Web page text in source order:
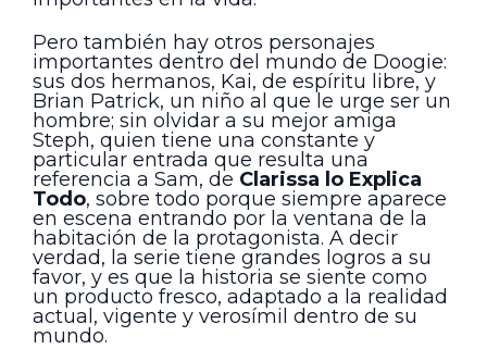
Pero también hay otros personajes
importantes dentro del mundo de Doogie:
sus dos hermanos, Kai, de espíritu libre, y
Brian Patrick, un niño al que le urge ser un
hombre; sin olvidar a su mejor amiga
Steph, quien tiene una constante y
particular entrada que resulta una
referencia a Sam, de Clarissa lo Explica
Todo, sobre todo porque siempre aparece
en escena entrando por la ventana de la
habitación de la protagonista. A decir
verdad, la serie tiene grandes logros a su
favor, y es que la historia se siente como
un producto fresco, adaptado a la realidad
actual, vigente y verosímil dentro de su
mundo.